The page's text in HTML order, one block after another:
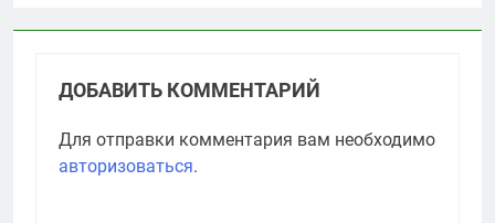
ДОБАВИТЬ КОММЕНТАРИЙ
Для отправки комментария вам необходимо
авторизоваться.